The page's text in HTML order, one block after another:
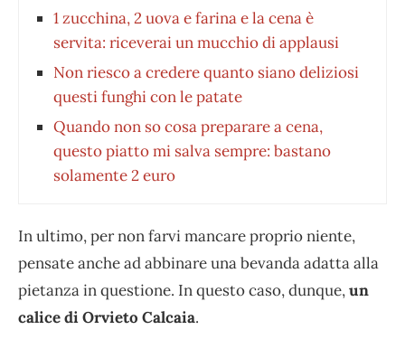
1 zucchina, 2 uova e farina e la cena è
servita: riceverai un mucchio di applausi
Non riesco a credere quanto siano deliziosi
questi funghi con le patate
Quando non so cosa preparare a cena,
questo piatto mi salva sempre: bastano
solamente 2 euro
In ultimo, per non farvi mancare proprio niente,
pensate anche ad abbinare una bevanda adatta alla
pietanza in questione. In questo caso, dunque,un
calice diOrvieto Calcaia.